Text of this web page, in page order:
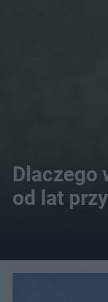
Dlaczego
od lat